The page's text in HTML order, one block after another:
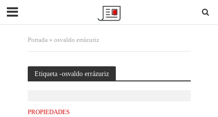
Portada» osvaldo errázuriz
Etiqueta -osvaldo errázuriz
PROPIEDADES